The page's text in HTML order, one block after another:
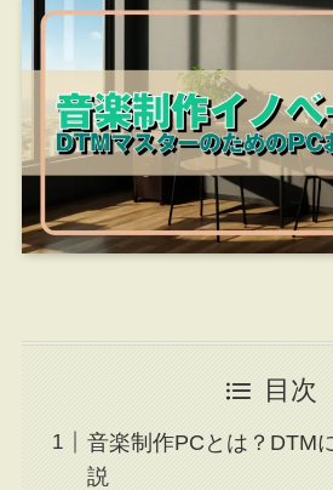
目次
音楽制作PCとは？DTM
説